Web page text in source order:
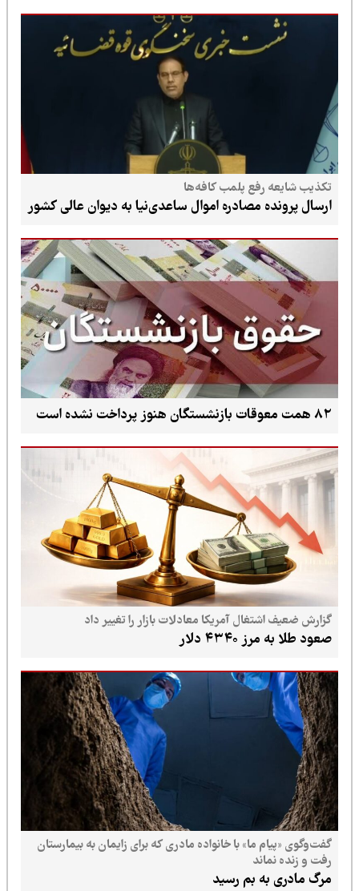
تکذیب شایعه رفع پلمب کافه‌ها
ارسال پرونده مصادره اموال ساعدی‌نیا به دیوان عالی کشور
گزارش ضعیف اشتغال آمریکا معادلات بازار را تغییر داد
صعود طلا به مرز ۴۳۴۰ دلار
گفت‌وگوی «پیام ما» با خانواده مادری که برای زایمان به بیمارستان
رفت و زنده نماند
مرگ مادری به بم رسید